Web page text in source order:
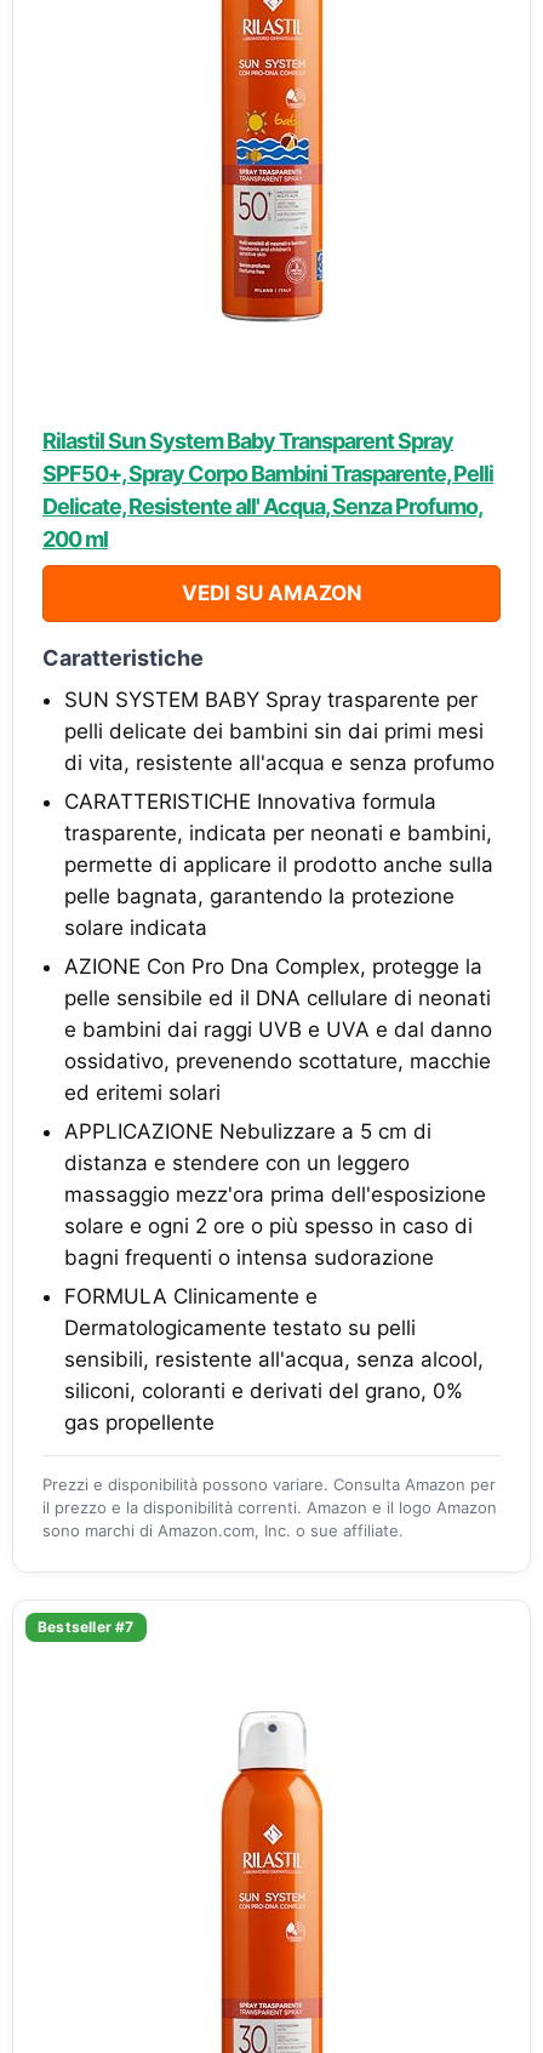
Rilastil Sun System Baby Transparent Spray
SPF50+, Spray Corpo Bambini Trasparente, Pelli
Delicate, Resistente all' Acqua, Senza Profumo,
200 ml
VEDI SU AMAZON
Caratteristiche
SUN SYSTEM BABY Spray trasparente per
pelli delicate dei bambini sin dai primi mesi
di vita, resistente all'acqua e senza profumo
CARATTERISTICHE Innovativa formula
trasparente, indicata per neonati e bambini,
permette di applicare il prodotto anche sulla
pelle bagnata, garantendo la protezione
solare indicata
AZIONE Con Pro Dna Complex, protegge la
pelle sensibile ed il DNA cellulare di neonati
e bambini dai raggi UVB e UVA e dal danno
ossidativo, prevenendo scottature, macchie
ed eritemi solari
APPLICAZIONE Nebulizzare a 5 cm di
distanza e stendere con un leggero
massaggio mezz'ora prima dell'esposizione
solare e ogni 2 ore o più spesso in caso di
bagni frequenti o intensa sudorazione
FORMULA Clinicamente e
Dermatologicamente testato su pelli
sensibili, resistente all'acqua, senza alcool,
siliconi, coloranti e derivati del grano, 0%
gas propellente
Prezzi e disponibilità possono variare. Consulta Amazon per
il prezzo e la disponibilità correnti. Amazon e il logo Amazon
sono marchi di Amazon.com, Inc. o sue affiliate.
Bestseller #7